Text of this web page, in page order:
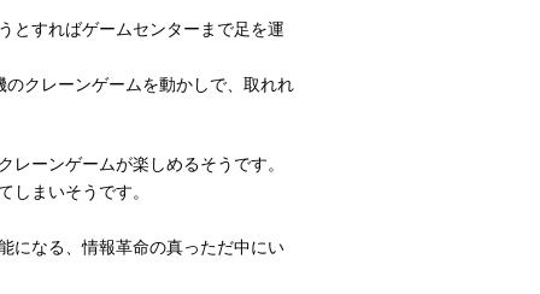
とすればゲームセンターまで足を運
のクレーンゲームを動かしで、取れれ
ーンゲームが楽しめるそうです。
しまいそうです。
になる、情報革命の真っただ中にい